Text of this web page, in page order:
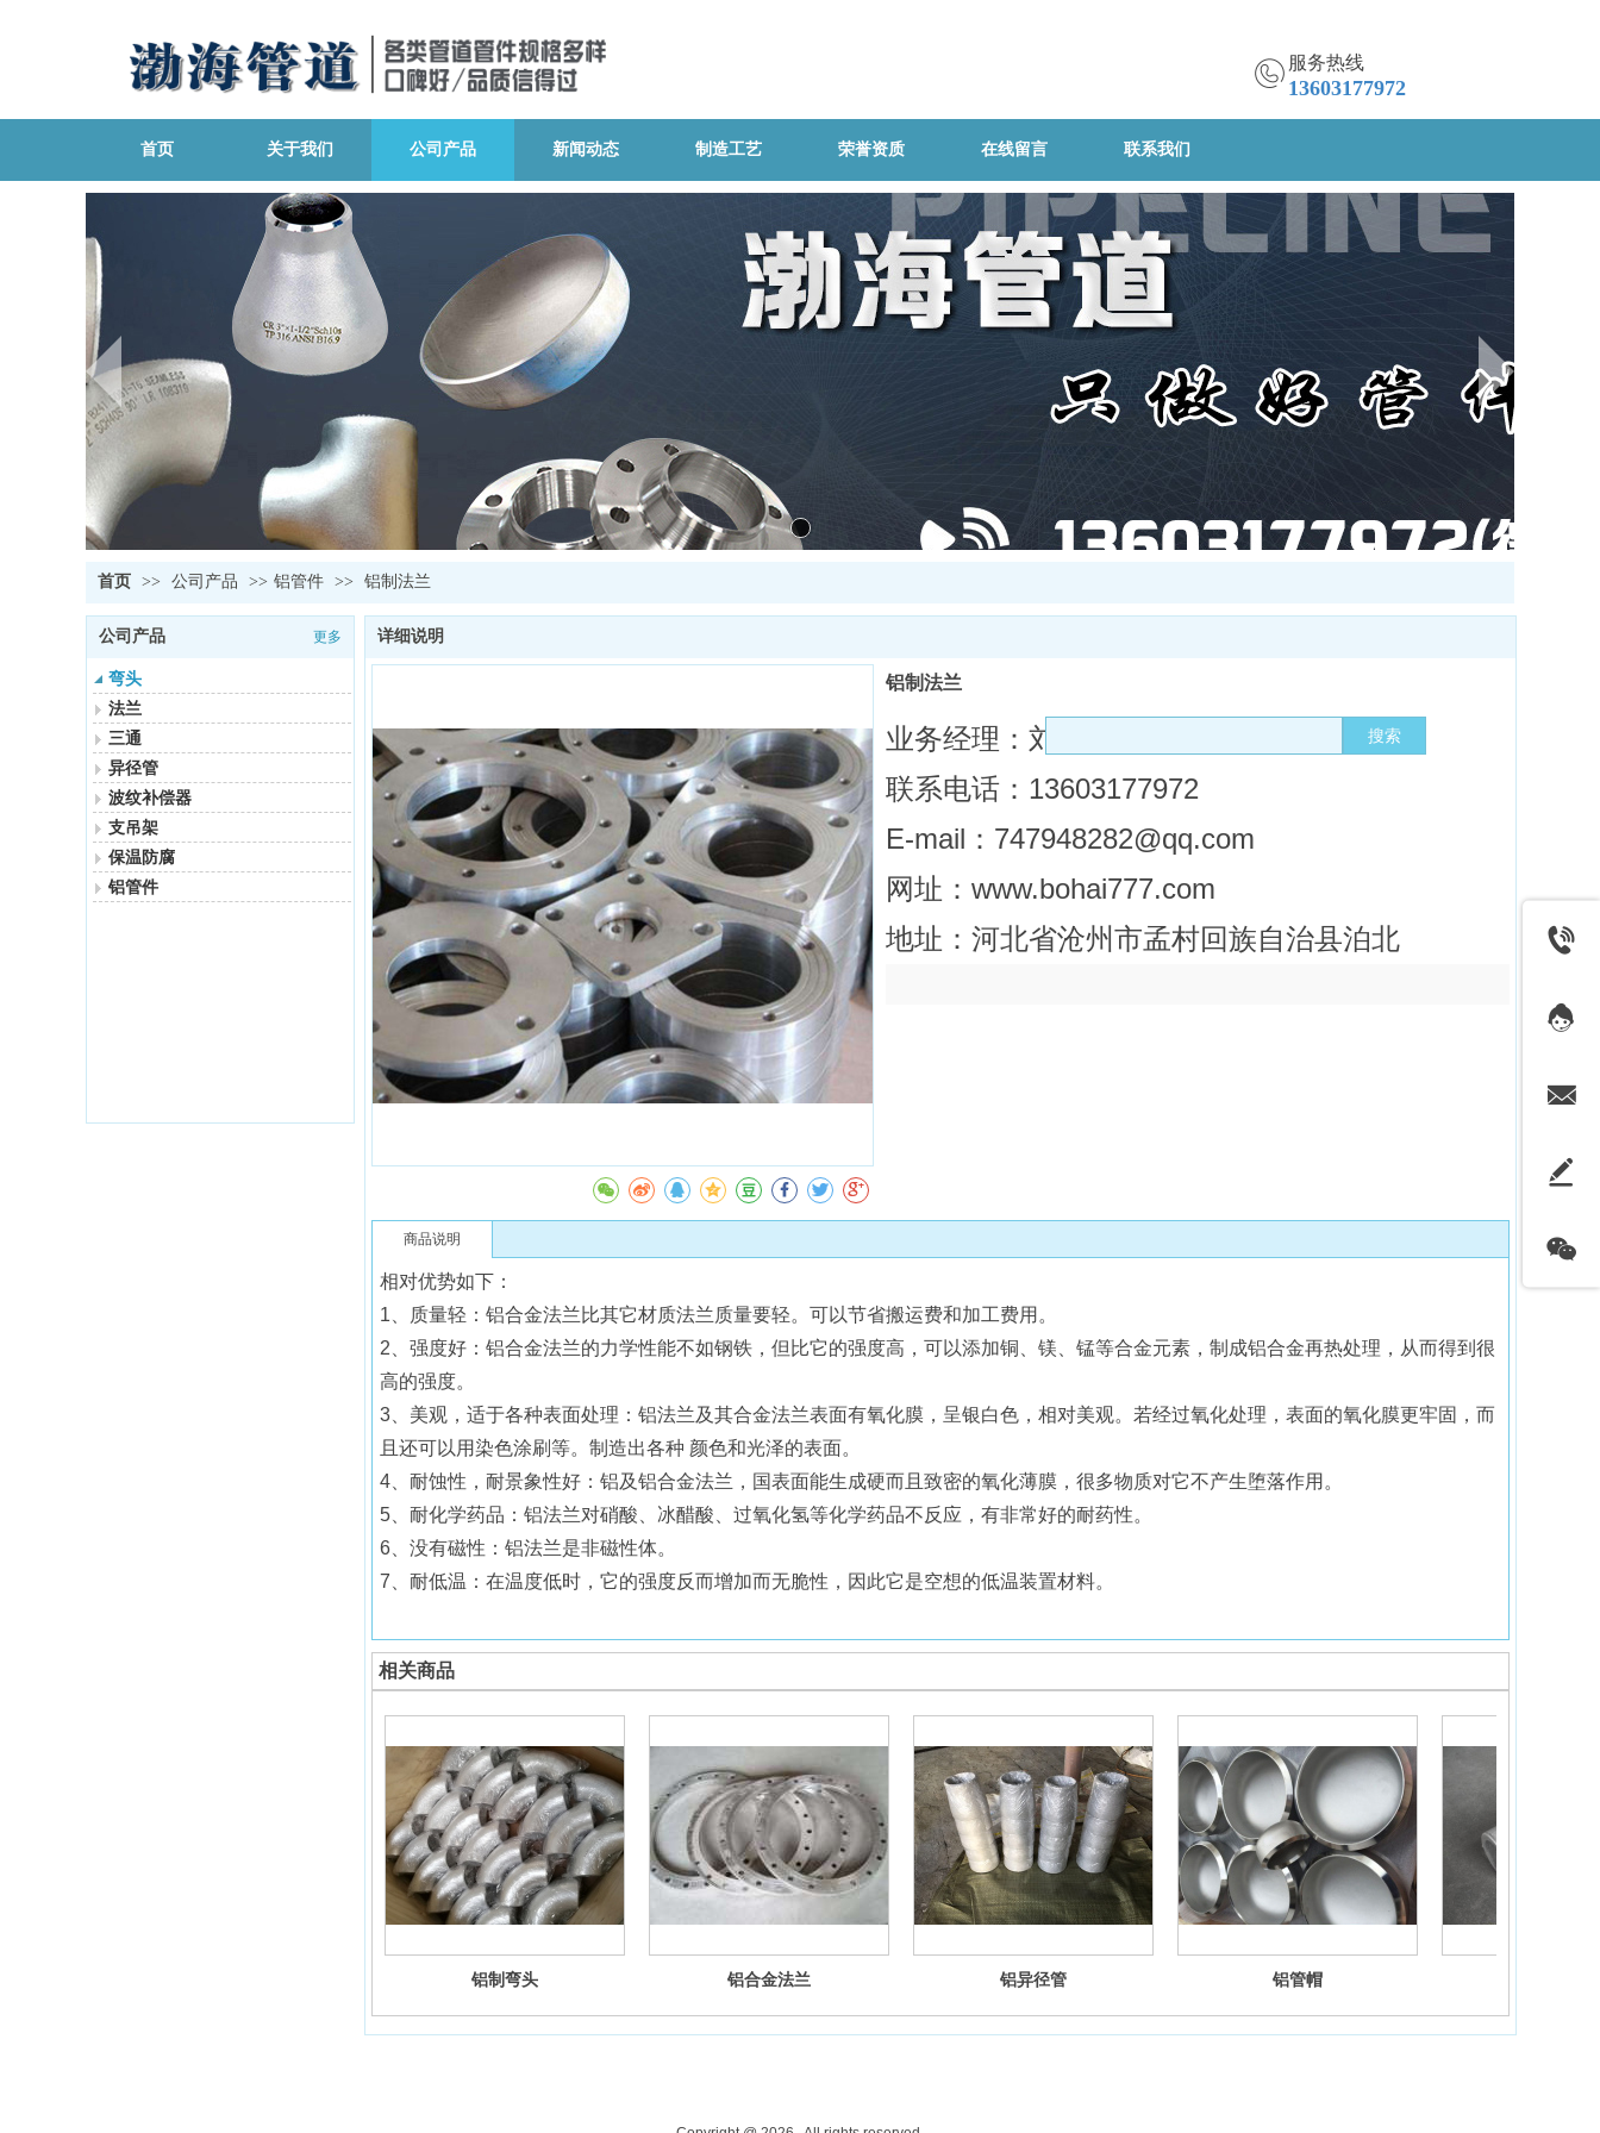
服务热线
13603177972
搜索
首页 关于我们 公司产品 新闻动态 制造工艺 荣誉资质 在线留言 联系我们
首页 >> 公司产品 >> 铝管件 >> 铝制法兰
公司产品 更多
弯头
法兰
三通
异径管
波纹补偿器
支吊架
保温防腐
铝管件
详细说明
铝制法兰
业务经理：刘经理
联系电话：13603177972
E-mail：747948282@qq.com
网址：www.bohai777.com
地址：河北省沧州市孟村回族自治县泊北
商品说明
相对优势如下：
1、质量轻：铝合金法兰比其它材质法兰质量要轻。可以节省搬运费和加工费用。
2、强度好：铝合金法兰的力学性能不如钢铁，但比它的强度高，可以添加铜、镁、锰等合金元素，制成铝合金再热处理，从而得到很
高的强度。
3、美观，适于各种表面处理：铝法兰及其合金法兰表面有氧化膜，呈银白色，相对美观。若经过氧化处理，表面的氧化膜更牢固，而
且还可以用染色涂刷等。制造出各种 颜色和光泽的表面。
4、耐蚀性，耐景象性好：铝及铝合金法兰，国表面能生成硬而且致密的氧化薄膜，很多物质对它不产生堕落作用。
5、耐化学药品：铝法兰对硝酸、冰醋酸、过氧化氢等化学药品不反应，有非常好的耐药性。
6、没有磁性：铝法兰是非磁性体。
7、耐低温：在温度低时，它的强度反而增加而无脆性，因此它是空想的低温装置材料。
相关商品
铝制弯头 铝合金法兰 铝异径管 铝管帽